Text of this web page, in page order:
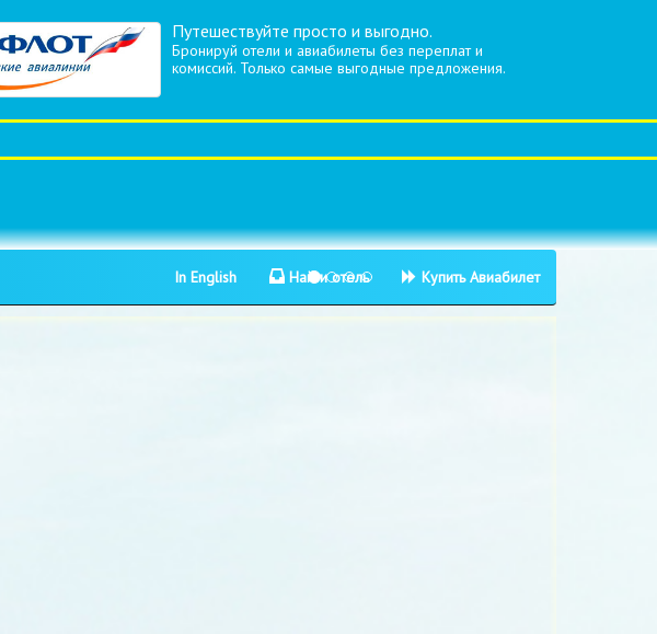
Путешествуйте просто и выгодно.
Бронируй отели и авиабилеты без переплат и
комиссий. Только самые выгодные предложения.
In English Найти отель Купить Авиабилет